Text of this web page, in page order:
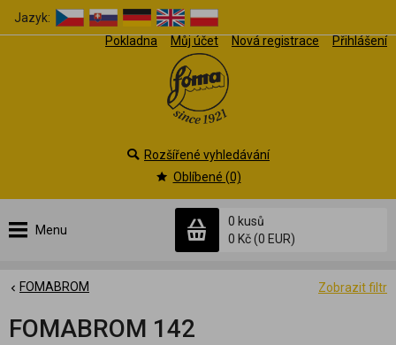
Jazyk:
Pokladna
Můj účet Nová registrace Přihlášení
Menu
0 kusů
0 Kč(0 EUR)
Rozšířené vyhledávání
Oblíbené (0)
Zobrazit filtr
FOMABROM
FOMABROM 142